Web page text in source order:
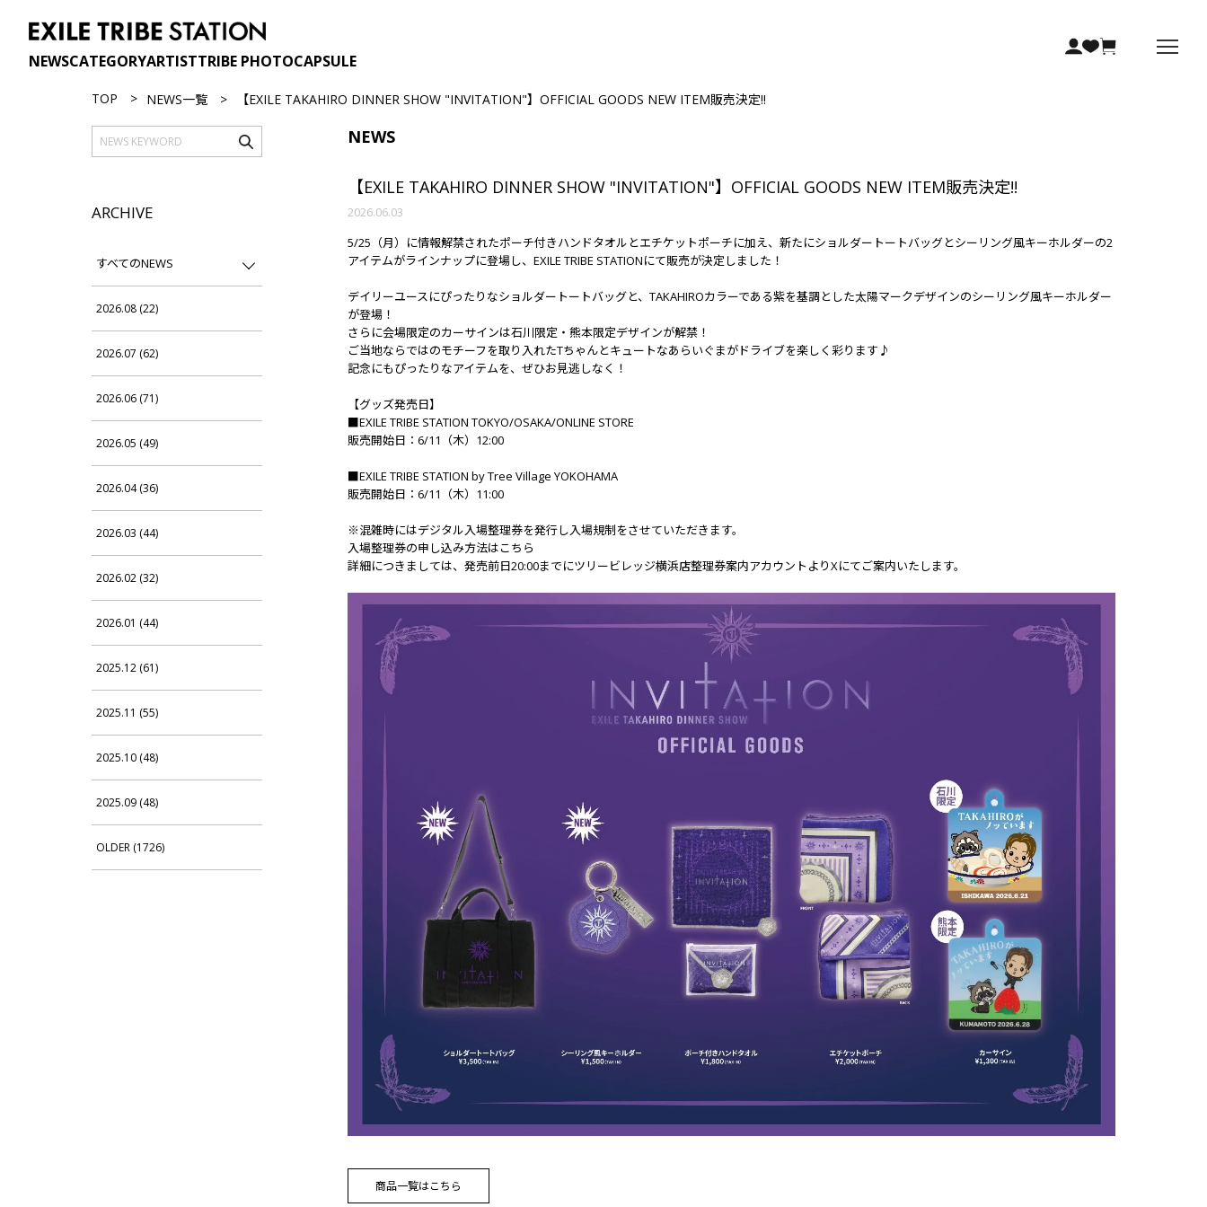
NEWSCATEGORYARTISTTRIBE PHOTOCAPSULE
TOP NEWS一覧 【EXILE TAKAHIRO DINNER SHOW "INVITATION"】OFFICIAL GOODS NEW ITEM販売決定!!
ARCHIVE
すべてのNEWS
2026.08 (22)
2026.07 (62)
2026.06 (71)
2026.05 (49)
2026.04 (36)
2026.03 (44)
2026.02 (32)
2026.01 (44)
2025.12 (61)
2025.11 (55)
2025.10 (48)
2025.09 (48)
OLDER (1726)
NEWS
【EXILE TAKAHIRO DINNER SHOW "INVITATION"】OFFICIAL GOODS NEW ITEM販売決定!!
2026.06.03
5/25（月）に情報解禁されたポーチ付きハンドタオルとエチケットポーチに加え、新たにショルダートートバッグとシーリング風キーホルダーの2
アイテムがラインナップに登場し、EXILE TRIBE STATIONにて販売が決定しました！
デイリーユースにぴったりなショルダートートバッグと、TAKAHIROカラーである紫を基調とした太陽マークデザインのシーリング風キーホルダー
が登場！
さらに会場限定のカーサインは石川限定・熊本限定デザインが解禁！
ご当地ならではのモチーフを取り入れたTちゃんとキュートなあらいぐまがドライブを楽しく彩ります♪
記念にもぴったりなアイテムを、ぜひお見逃しなく！
【グッズ発売日】
■EXILE TRIBE STATION TOKYO/OSAKA/ONLINE STORE
販売開始日：6/11（木）12:00
■EXILE TRIBE STATION by Tree Village YOKOHAMA
販売開始日：6/11（木）11:00
※混雑時にはデジタル入場整理券を発行し入場規制をさせていただきます。
入場整理券の申し込み方法はこちら
詳細につきましては、発売前日20:00までにツリービレッジ横浜店整理券案内アカウント よりXにてご案内いたします。
商品一覧はこちら